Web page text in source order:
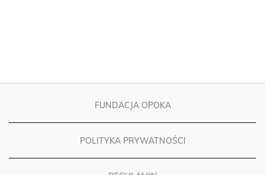
FUNDACJA OPOKA
POLITYKA PRYWATNOŚCI